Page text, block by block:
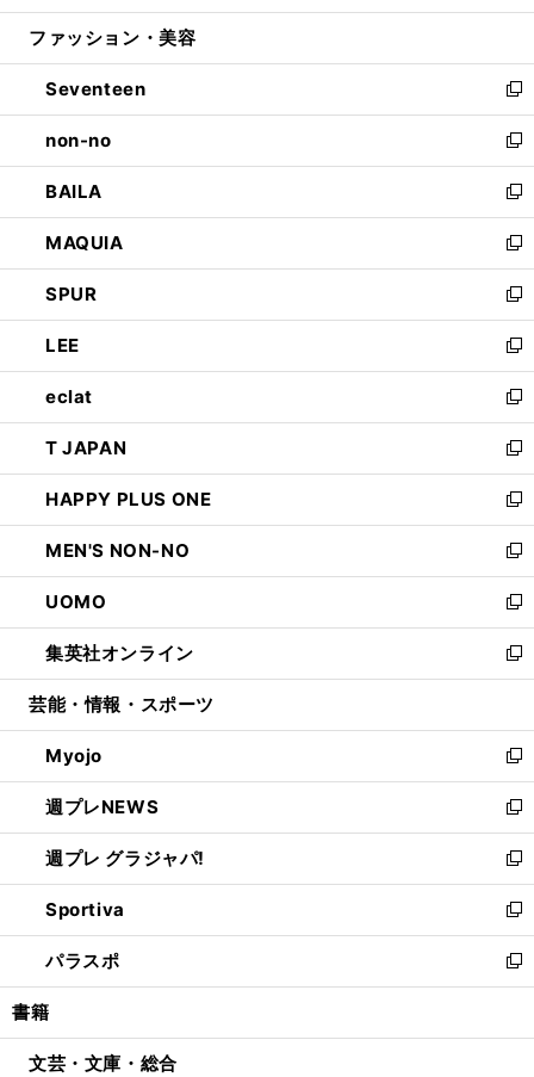
開
ウ
開
く
ン
ウ
で
開
く
ウ
ン
ド
ウ
で
開
く
ファッション・美容
Seventeen
新
し
い
ウ
ィ
ン
ド
ウ
で
開
く
non-no
新
し
い
ウ
ィ
ン
ド
ウ
で
開
く
BAILA
新
し
い
ウ
ィ
ン
ド
ウ
で
開
く
MAQUIA
新
し
い
ウ
ィ
ン
ド
ウ
で
開
く
SPUR
新
し
い
ウ
ィ
ン
ド
ウ
で
開
く
LEE
新
し
い
ウ
ィ
ン
ド
ウ
で
開
く
eclat
新
し
い
ウ
ィ
ン
ド
ウ
で
開
く
T JAPAN
新
し
い
ウ
ィ
ン
ド
ウ
で
開
HAPPY PLUS ONE
新
し
い
ウ
ィ
ン
ド
ウ
開
く
MEN'S NON-NO
新
し
い
ウ
ィ
ン
ウ
で
開
く
UOMO
新
し
い
ウ
ン
ド
ウ
で
開
く
集英社オンライン
新
し
ウ
ィ
ン
ド
ウ
で
開
く
芸能・情報・スポーツ
Myojo
新
し
い
ウ
ィ
ン
ド
ウ
で
開
週プレNEWS
新
し
い
ウ
ィ
ン
ド
ウ
開
週プレ グラジャパ!
新
し
い
ウ
ィ
ン
ウ
Sportiva
新
し
い
ウ
ン
パラスポ
新
し
ウ
書籍
文芸・文庫・総合